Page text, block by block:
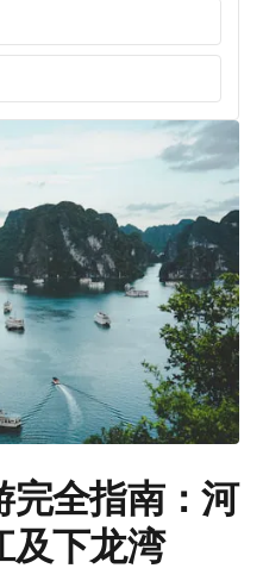
完全指南：河
及下龙湾